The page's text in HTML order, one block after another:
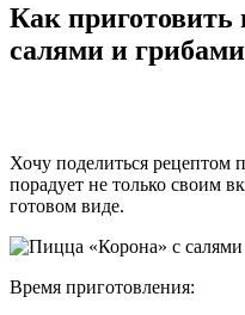
Как приготовить
салями и грибами
Хочу поделиться рецептом
порадует не только своим
готовом виде.
Время приготовления: